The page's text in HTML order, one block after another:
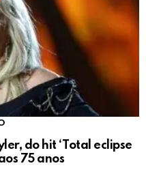
do hit ‘Total eclipse
75 anos